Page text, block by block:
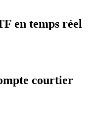
en temps réel
courtier